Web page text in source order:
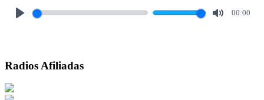
00:00
Radios Afiliadas